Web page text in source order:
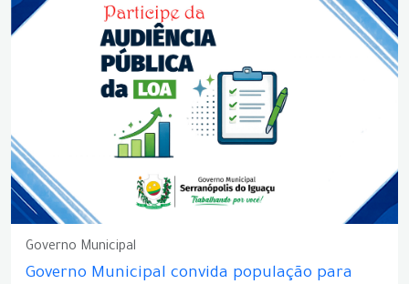
Governo Municipal
Governo Municipal convida população para